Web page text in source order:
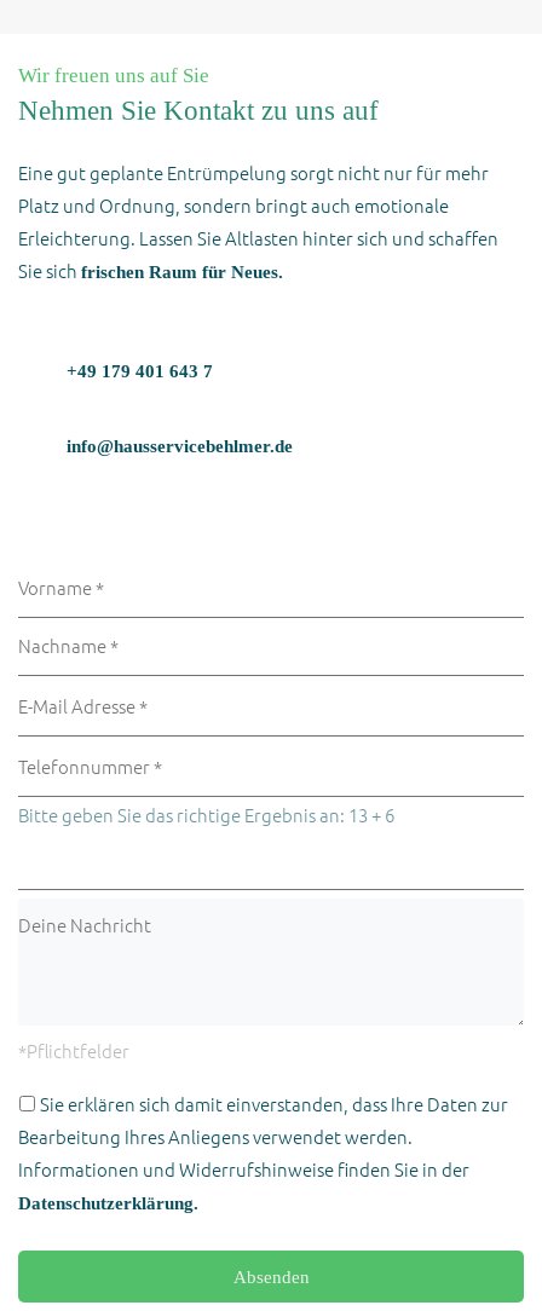
Wir freuen uns auf Sie
Nehmen Sie Kontakt zu uns auf
Eine gut geplante Entrümpelung sorgt nicht nur für mehr
Platz und Ordnung, sondern bringt auch emotionale
Erleichterung. Lassen Sie Altlasten hinter sich und schaffen
Sie sich frischen Raum für Neues.
+49 179 401 643 7
info@hausservicebehlmer.de
Sie
dieses
Feld
Sie
Feld
leer.
Bitte
Bitte geben Sie das richtige Ergebnis an: 13 + 6
*Pflichtfelder
Sie erklären sich damit einverstanden, dass Ihre Daten zur
Bearbeitung Ihres Anliegens verwendet werden.
Informationen und Widerrufshinweise finden Sie in der
Datenschutzerklärung.
Bitte